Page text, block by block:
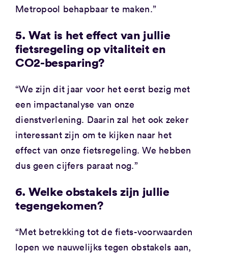
Metropool behapbaar te maken.”
5. Wat is het effect van jullie
fietsregeling op vitaliteit en
CO2-besparing?
“We zijn dit jaar voor het eerst bezig met
een impactanalyse van onze
dienstverlening. Daarin zal het ook zeker
interessant zijn om te kijken naar het
effect van onze fietsregeling. We hebben
dus geen cijfers paraat nog.”
6. Welke obstakels zijn jullie
tegengekomen?
“Met betrekking tot de fiets-voorwaarden
lopen we nauwelijks tegen obstakels aan,